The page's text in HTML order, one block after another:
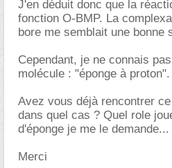
J'en déduit donc que la
fonction O-BMP. La
bore me semblait une bonne
Cependant, je ne connais
molécule : "éponge à proton".
Avez vous déjà rencontrer
dans quel cas ? Quel role
d'éponge je me le demande...
Merci